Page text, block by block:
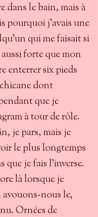
dans le bain, mais à
pourquoi j’avais une
qui me faisait si
forte que mon
enterrer six pieds
chicane dont
que je
à tour de rôle.
je pars, mais je
le plus longtemps
que je fais l’inverse.
là lorsque je
nous le,
Ornées de